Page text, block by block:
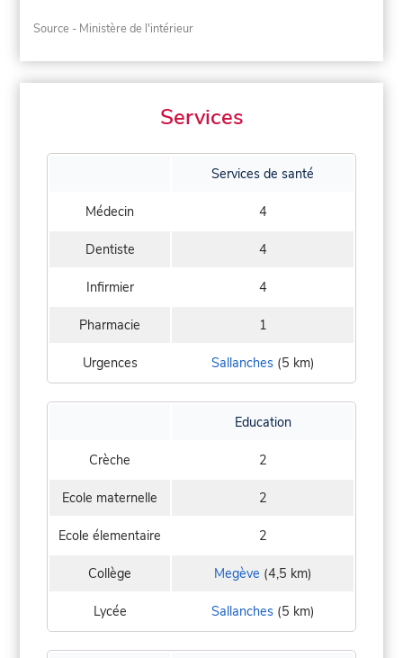
Source - Ministère de l'intérieur
Services
Services de santé
Médecin 4
Dentiste 4
Infirmier 4
Pharmacie 1
Urgences Sallanches(5 km)
Education
Crèche 2
Ecole maternelle 2
Ecole élementaire 2
Collège Megève (4,5 km)
Lycée Sallanches(5 km)